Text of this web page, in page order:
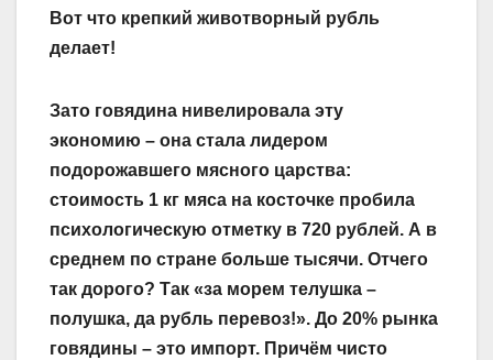
Вот что крепкий животворный рубль
делает!
Зато говядина нивелировала эту
экономию – она стала лидером
подорожавшего мясного царства:
стоимость 1 кг мяса на косточке пробила
психологическую отметку в 720 рублей. А в
среднем по стране больше тысячи. Отчего
так дорого? Так «за морем телушка –
полушка, да рубль перевоз!». До 20% рынка
говядины – это импорт. Причём чисто